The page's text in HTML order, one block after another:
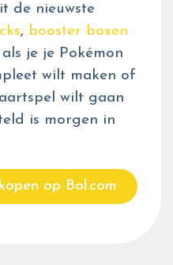
de nieuwste
, booster boxen
je je Pokémon
wilt maken of
wilt gaan
is morgen in
op Bol.com